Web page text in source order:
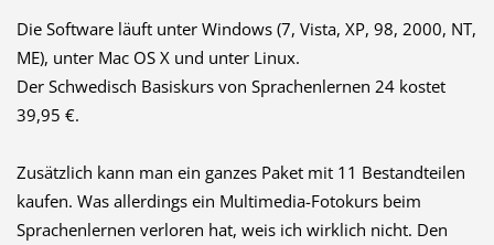
Die Software läuft unter Windows (7, Vista, XP, 98, 2000, NT,
ME), unter Mac OS X und unter Linux.
Der Schwedisch Basiskurs von Sprachenlernen 24 kostet
39,95 €.
Zusätzlich kann man ein ganzes Paket mit 11 Bestandteilen
kaufen. Was allerdings ein Multimedia-Fotokurs beim
Sprachenlernen verloren hat, weis ich wirklich nicht. Den